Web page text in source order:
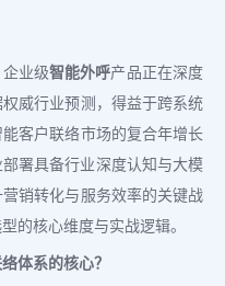
业级智能外呼产品正在深度
威行业预测，得益于跨系统
客户联络市场的复合年增长
署具备行业深度认知与大模
销转化与服务效率的关键战
的核心维度与实战逻辑。
体系的核心？